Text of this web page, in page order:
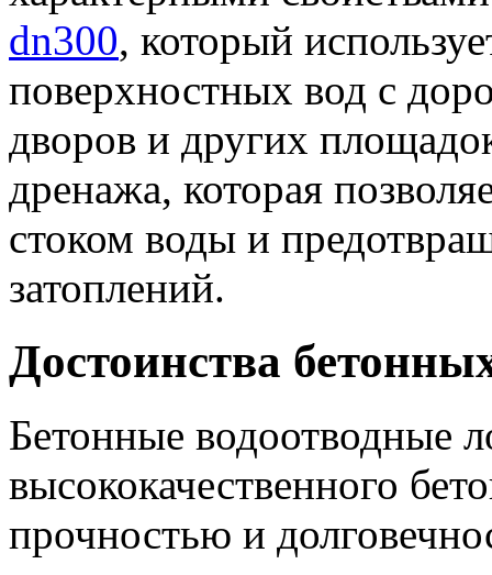
dn300, который
поверхностных вод с
дворов и других
дренажа, которая
стоком воды и
затоплений.
Достоинства
Бетонные водоотводные
высококачественного
прочностью и